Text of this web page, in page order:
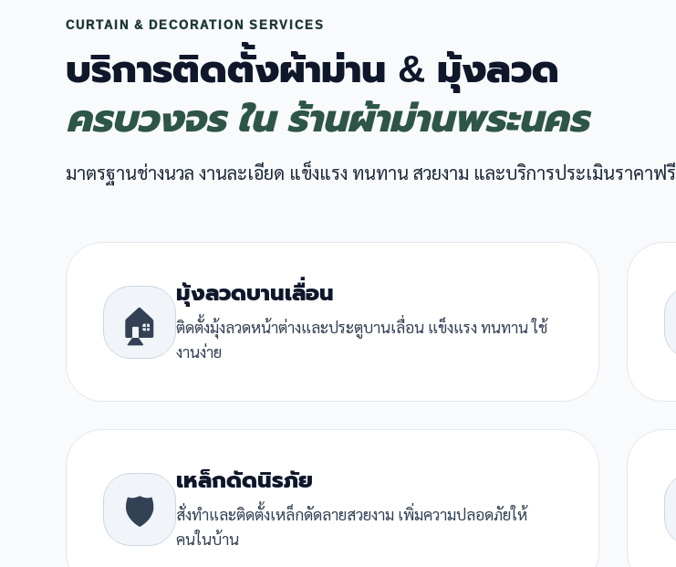
CURTAIN & DECORATION SERVICES
บริการติดตั้งผ้าม่าน & มุ้งลวด
ครบวงจร ใน ร้านผ้าม่านพระนคร
มาตรฐานช่างนวล งานละเอียด แข็งแรง ทนทาน สวยงาม และบริการประเมินราคาฟรี
🏠
มุ้งลวดบานเลื่อน
ติดตั้งมุ้งลวดหน้าต่างและประตูบานเลื่อน แข็งแรง ทนทาน ใช้
งานง่าย
🛡️
เหล็กดัดนิรภัย
สั่งทำและติดตั้งเหล็กดัดลายสวยงาม เพิ่มความปลอดภัยให้
คนในบ้าน